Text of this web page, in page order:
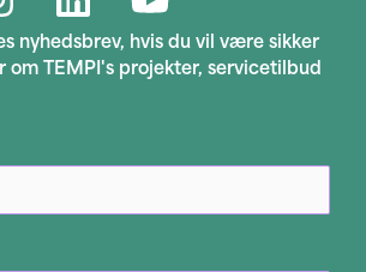
nyhedsbrev, hvis du vil være sikker
om TEMPI's projekter, servicetilbud